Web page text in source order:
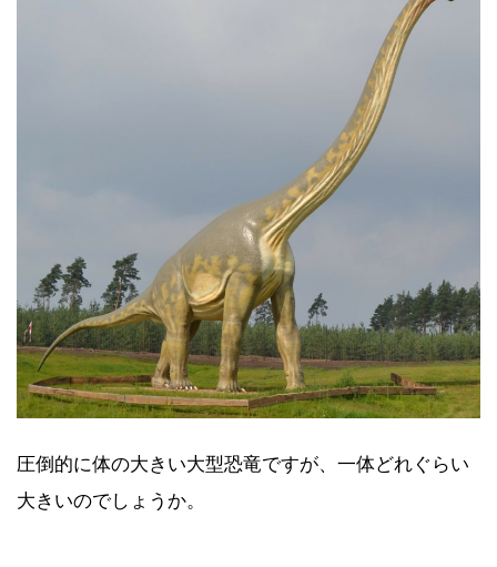
圧倒的に体の大きい大型恐竜ですが、一体どれぐらい
大きいのでしょうか。